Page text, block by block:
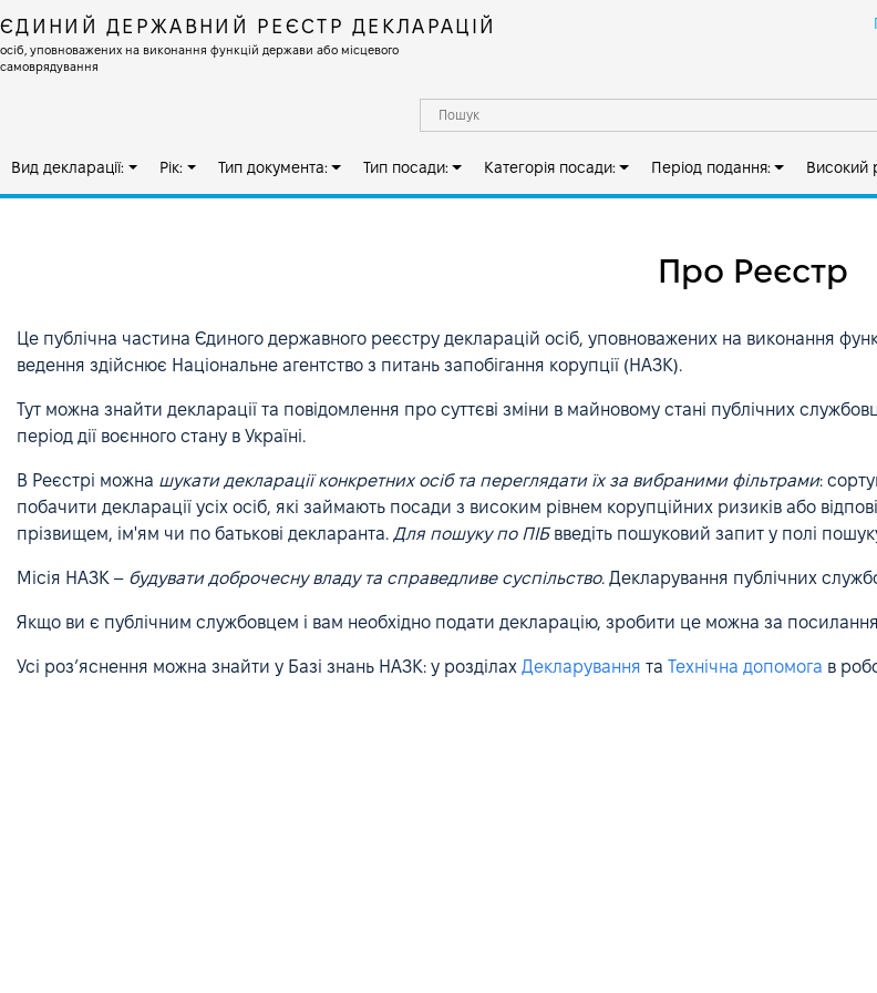
ЄДИНИЙ ДЕРЖАВНИЙ РЕЄСТР ДЕКЛАРАЦІЙ
осіб, уповноважених на виконання функцій держави або місцевого
самоврядування
Вид декларації: Рік: Тип документа: Тип посади: Категорія посади: Період подання: Високий
Про Реєстр
Це публічна частина Єдиного державного реєстру декларацій осіб, уповноважених на виконання
ведення здійснює Національне агентство з питань запобігання корупції (НАЗК).
Тут можна знайти декларації та повідомлення про суттєві зміни в майновому стані публічних
період дії воєнного стану в Україні.
В Реєстрі можна шукати декларації конкретних осіб та переглядати їх за вибраними фільтрами:
побачити декларації усіх осіб, які займають посади з високим рівнем корупційних ризиків або
прізвищем, ім'ям чи по батькові декларанта. Для пошуку по ПІБвведіть пошуковий запит у полі
Місія НАЗК – будувати доброчесну владу та справедливе суспільство. Декларування публічних
Якщо ви є публічним службовцем і вам необхідно подати декларацію, зробити це можна за
Усі роз’яснення можна знайти у Базі знань НАЗК: у розділах Декларування та Технічна допомога в